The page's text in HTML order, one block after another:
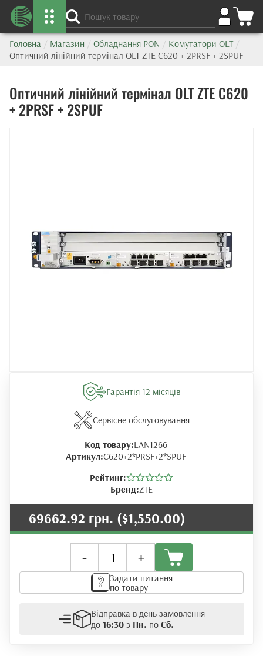
Головна / Магазин / Обладнання PON / Комутатори OLT /
Оптичний лінійний термінал OLT ZTE C620 + 2PRSF + 2SPUF
Оптичний лінійний термінал OLT ZTE C620
+ 2PRSF + 2SPUF
Гарантія 12 місяців
Сервісне обслуговування
Код товару:LAN1266
Артикул:C620+2*PRSF+2*SPUF
Рейтинг:
Бренд:ZTE
69662.92 грн. ($1,550.00)
-
лінійний
термінал
OLT
ZTE
+
2PRSF
+
Задати питання
по товару
Відправка в день замовлення
до 16:30з Пн. по Сб.